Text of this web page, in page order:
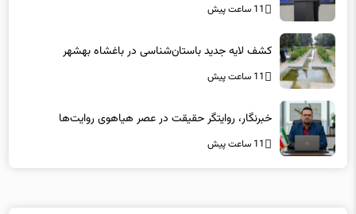
11 ساعت پیش
کشف لایه جدید باستان‌شناسی در باغشاه بهشهر
11 ساعت پیش
خبرنگار، روایتگر حقیقت در عصر هیاهوی روایت‌ها
11 ساعت پیش